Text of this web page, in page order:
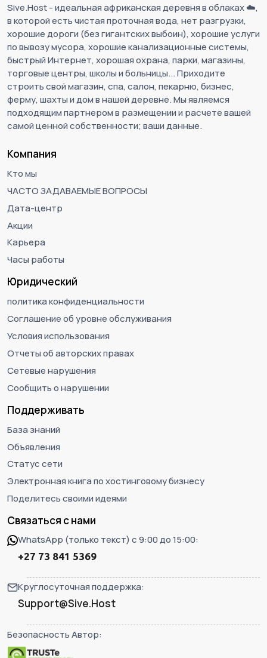
Sive.Host - идеальная африканская деревня в облаках ☁️,
в которой есть чистая проточная вода, нет разгрузки,
хорошие дороги (без гигантских выбоин), хорошие услуги
по вывозу мусора, хорошие канализационные системы,
быстрый Интернет, хорошая охрана, парки, магазины,
торговые центры, школы и больницы... Приходите
строить свой магазин, спа, салон, пекарню, бизнес,
ферму, шахты и дом в нашей деревне. Мы являемся
подходящим партнером в размещении и расчете вашей
самой ценной собственности; ваши данные.
Компания
Кто мы
ЧАСТО ЗАДАВАЕМЫЕ ВОПРОСЫ
Дата-центр
Акции
Карьера
Часы работы
Юридический
политика конфиденциальности
Соглашение об уровне обслуживания
Условия использования
Отчеты об авторских правах
Сетевые нарушения
Сообщить о нарушении
Поддерживать
База знаний
Объявления
Статус сети
Электронная книга по хостинговому бизнесу
Поделитесь своими идеями
Связаться с нами
WhatsApp (только текст) с 9:00 до 15:00:
+27 73 841 5369
Круглосуточная поддержка:
Support@Sive.Host
Безопасность Автор: